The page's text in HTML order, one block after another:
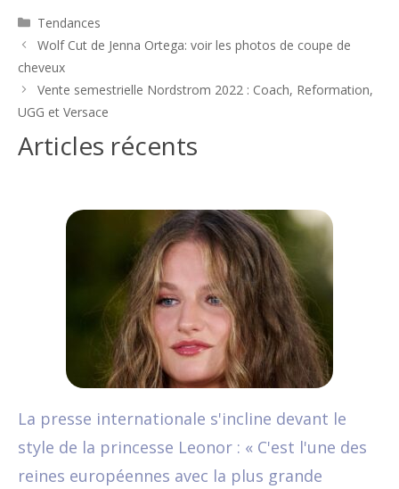
Catégories
Tendances
Navigation
des
Wolf Cut de Jenna Ortega: voir les photos de coupe de
cheveux
Vente semestrielle Nordstrom 2022 : Coach, Reformation,
UGG et Versace
Articles récents
La presse internationale s'incline devant le
style de la princesse Leonor : « C'est l'une des
reines européennes avec la plus grande